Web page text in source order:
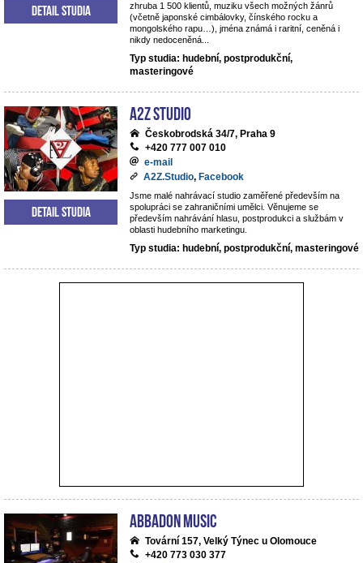
zhruba 1 500 klientů, muziku všech možných žánrů
(včetně japonské cimbálovky, čínského rocku a
mongolského rapu…), jména známá i raritní, ceněná i
nikdy nedoceněná...
Typ studia: hudební, postprodukční,
masteringové
Detail studia
A2Z Studio
Českobrodská 34/7, Praha 9
+420 777 007 010
e-mail
A2Z.Studio, Facebook
Jsme malé nahrávací studio zaměřené především na
spolupráci se zahraničními umělci. Věnujeme se
především nahrávání hlasu, postprodukci a službám v
oblasti hudebního marketingu.
Typ studia: hudební, postprodukční, masteringové
Detail studia
ABBADON Music
Tovární 157, Velký Týnec u Olomouce
+420 773 030 377